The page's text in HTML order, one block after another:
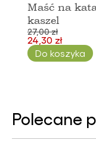
Maść na
kaszel
27,00 zł
24,30 zł
Do koszyka
Polecane